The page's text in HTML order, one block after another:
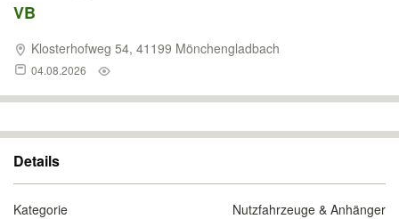
VB
Klosterhofweg 54, 41199 Mönchengladbach
04.08.2026
Details
Kategorie
Nutzfahrzeuge & Anhänger